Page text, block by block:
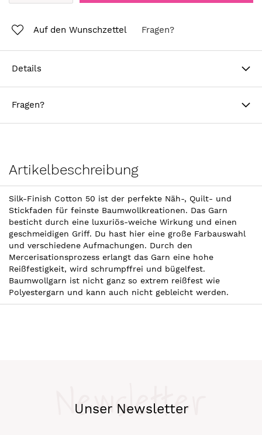
Auf den Wunschzettel Fragen?
Details
Fragen?
Artikelbeschreibung
Silk-Finish Cotton 50 ist der perfekte Näh-, Quilt- und
Stickfaden für feinste Baumwollkreationen. Das Garn
besticht durch eine luxuriös-weiche Wirkung und einen
geschmeidigen Griff. Du hast hier eine große Farbauswahl
und verschiedene Aufmachungen. Durch den
Mercerisationsprozess erlangt das Garn eine hohe
Reißfestigkeit, wird schrumpffrei und bügelfest.
Baumwollgarn ist nicht ganz so extrem reißfest wie
Polyestergarn und kann auch nicht gebleicht werden.
Unser Newsletter
Newsletter